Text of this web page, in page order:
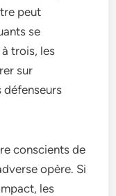
peut
se
trois, les
sur
défenseurs
conscients de
opère. Si
les